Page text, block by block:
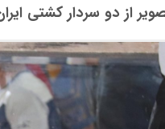
از دو سردار کشتی